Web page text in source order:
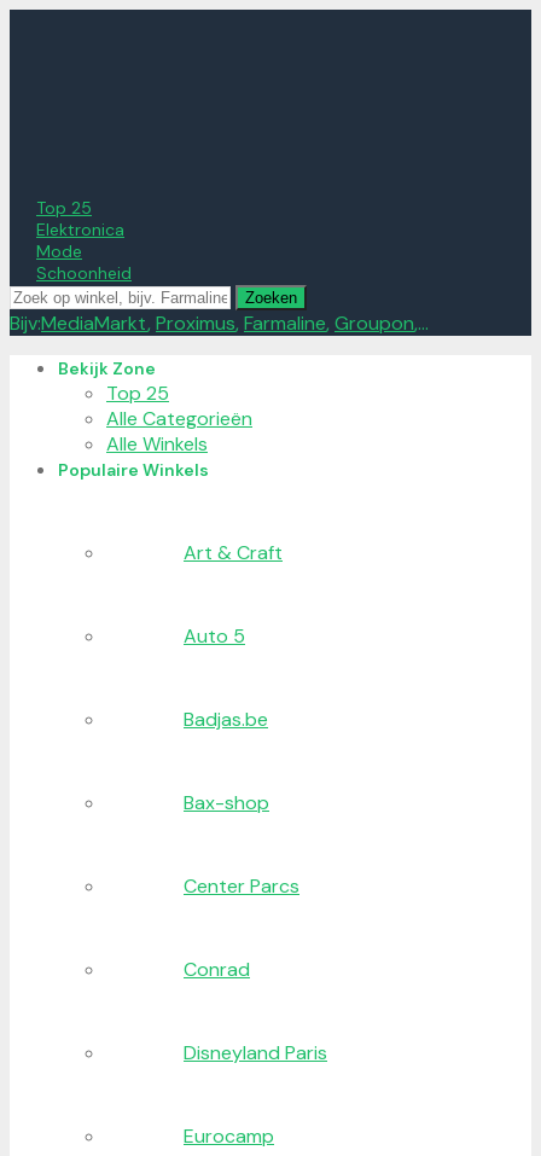
Top 25
Elektronica
Mode
Schoonheid
Zoeken
Bijv:MediaMarkt, Proximus, Farmaline, Groupon,...
Skip
Bekijk Zone
Top 25
Alle Categorieën
Alle Winkels
Populaire Winkels
Art & Craft
Auto 5
Badjas.be
Bax-shop
Center Parcs
Conrad
Disneyland Paris
Eurocamp